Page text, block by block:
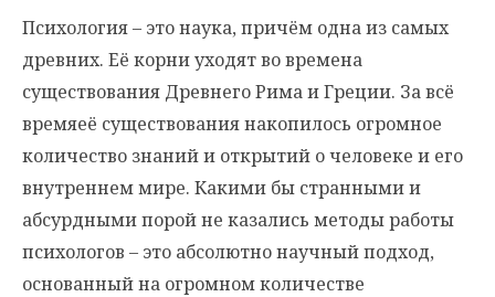
Психология – это наука, причём одна из самых
древних. Её корни уходят во времена
существования Древнего Рима и Греции. За всё
времяеё существования накопилось огромное
количество знаний и открытий о человеке и его
внутреннем мире. Какими бы странными и
абсурдными порой не казались методы работы
психологов – это абсолютно научный подход,
основанный на огромном количестве